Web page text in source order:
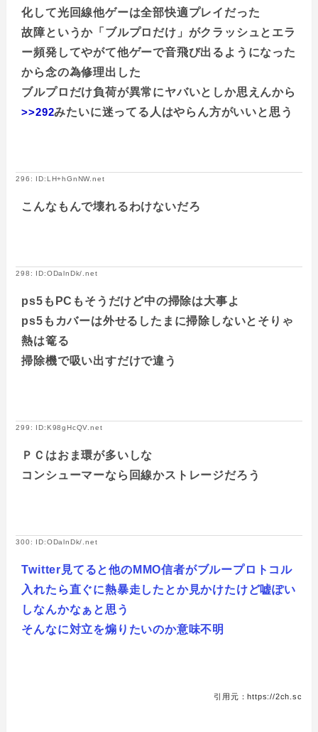
化して光回線他ゲーは全部快適プレイだった
故障というか「ブルプロだけ」がクラッシュとエラ
ー頻発してやがて他ゲーで音飛び出るようになった
から念の為修理出した
ブルプロだけ負荷が異常にヤバいとしか思えんから
>>292みたいに迷ってる人はやらん方がいいと思う
296: ID:LH+hGnNW.net
こんなもんで壊れるわけないだろ
298: ID:ODalnDk/.net
ps5もPCもそうだけど中の掃除は大事よ
ps5もカバーは外せるしたまに掃除しないとそりゃ
熱は篭る
掃除機で吸い出すだけで違う
299: ID:K98gHcQV.net
ＰＣはおま環が多いしな
コンシューマーなら回線かストレージだろう
300: ID:ODalnDk/.net
Twitter見てると他のMMO信者がブループロトコル
入れたら直ぐに熱暴走したとか見かけたけど嘘ぽい
しなんかなぁと思う
そんなに対立を煽りたいのか意味不明
引用元：https://2ch.sc